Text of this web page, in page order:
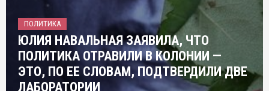
ПОЛИТИКА
ЮЛИЯ НАВАЛЬНАЯ ЗАЯВИЛА, ЧТО
ПОЛИТИКА ОТРАВИЛИ В КОЛОНИИ —
ЭТО, ПО ЕЕ СЛОВАМ, ПОДТВЕРДИЛИ ДВЕ
ЛАБОРАТОРИИ